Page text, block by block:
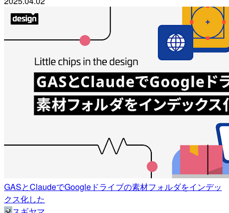
GASとClaudeでGoogleドライブの素材フォルダをインデッ
クス化した